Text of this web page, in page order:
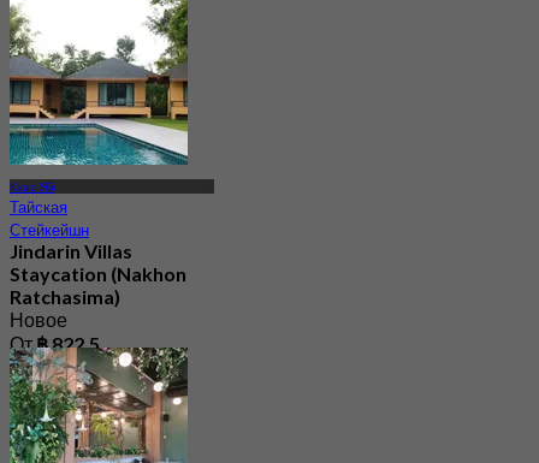
Кхао Яй
Тайская
Стейкейшн
Jindarin Villas
Staycation (Nakhon
Ratchasima)
Новое
От฿ 822.5